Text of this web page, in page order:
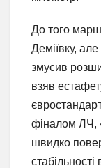
До того
Деміївку, але
змусив
взяв
фіналом ЛЧ,
швидко